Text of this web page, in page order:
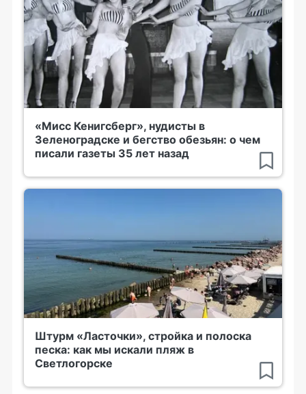
«Мисс Кенигсберг», нудисты в
Зеленоградске и бегство обезьян: о чем
писали газеты 35 лет назад
Штурм «Ласточки», стройка и полоска
песка: как мы искали пляж в
Светлогорске